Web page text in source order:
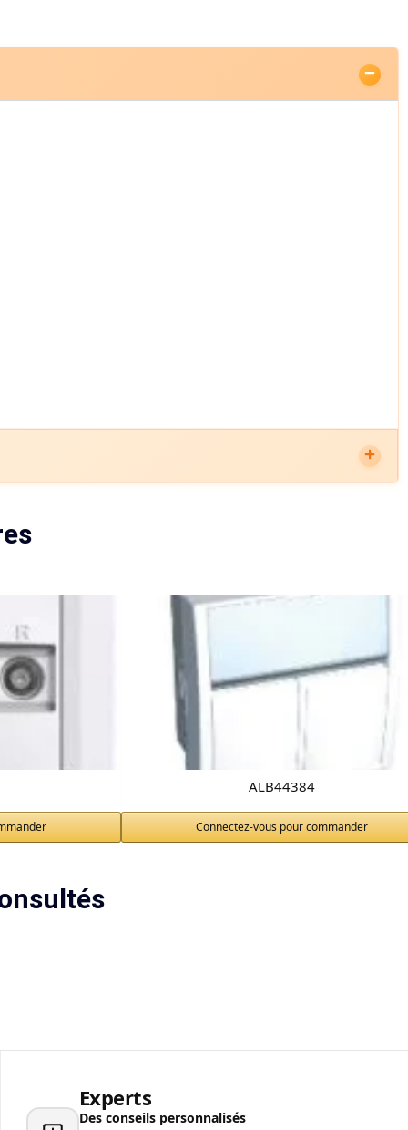
ALB44384
Connectez-vous pour commander
Experts
Des conseils personnalisés